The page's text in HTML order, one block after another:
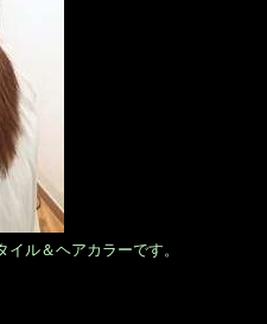
ル＆ヘアカラーです。